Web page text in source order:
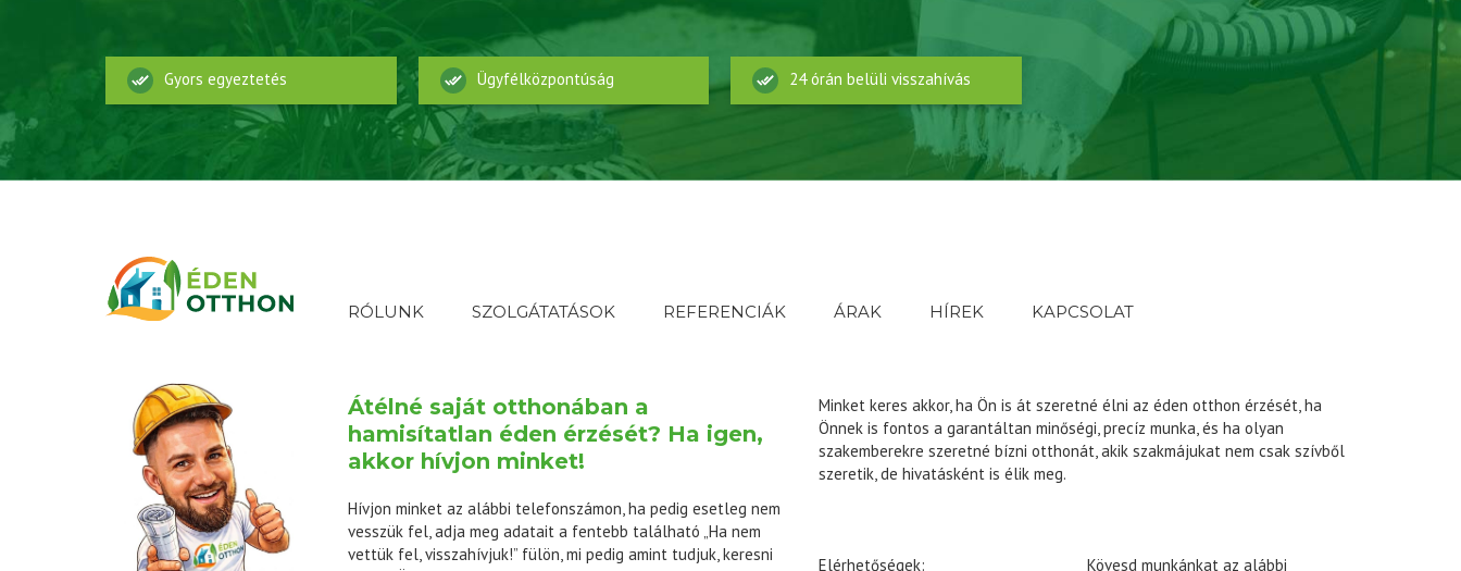
Gyors egyeztetés Ügyfélközpontúság 24 órán belüli visszahívás
RÓLUNK SZOLGÁTATÁSOK REFERENCIÁK ÁRAK HÍREK KAPCSOLAT
Átélné saját otthonában a
hamisítatlan éden érzését? Ha igen,
akkor hívjon minket!
Hívjon minket az alábbi telefonszámon, ha pedig esetleg nem
vesszük fel, adja meg adatait a fentebb található „Ha nem
vettük fel, visszahívjuk!” fülön, mi pedig amint tudjuk, keresni
Minket keres akkor, ha Ön is át szeretné élni az éden otthon érzését, ha
Önnek is fontos a garantáltan minőségi, precíz munka, és ha olyan
szakemberekre szeretné bízni otthonát, akik szakmájukat nem csak szívből
szeretik, de hivatásként is élik meg.
Elérhetőségek: Kövesd munkánkat az alábbi